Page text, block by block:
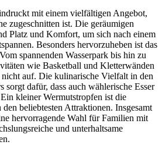
mit einem vielfältigen Angebot,
zugeschnitten ist. Die geräumigen
Platz und Komfort, um sich nach einem
Besonders hervorzuheben ist das
spannenden Wasserpark bis hin zu
wie Basketball und Kletterwänden
auf. Die kulinarische Vielfalt in den
sorgt dafür, dass auch wählerische Esser
kleiner Wermutstropfen ist die
den beliebtesten Attraktionen. Insgesamt
hervorragende Wahl für Familien mit
und unterhaltsame